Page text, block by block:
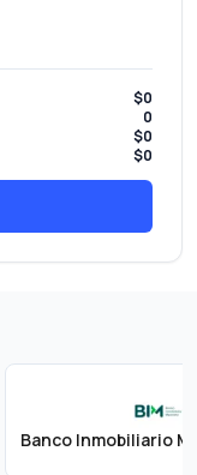
$0
0
$0
$0